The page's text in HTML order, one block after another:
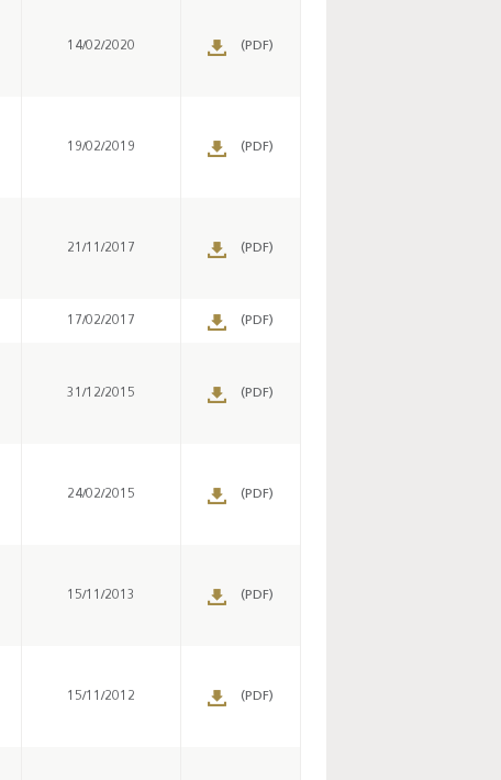
14/02/2020 (PDF)
19/02/2019 (PDF)
21/11/2017 (PDF)
17/02/2017 (PDF)
31/12/2015 (PDF)
24/02/2015 (PDF)
15/11/2013 (PDF)
15/11/2012 (PDF)